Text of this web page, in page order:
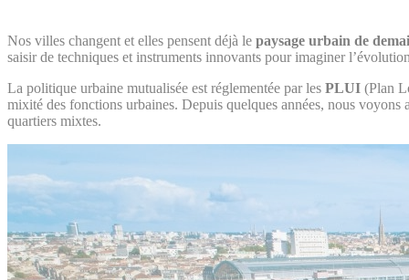
Nos villes changent et elles pensent déjà le paysage urbain de
saisir de techniques et instruments innovants pour imaginer
La politique urbaine mutualisée est réglementée par les PLUI (Plan
mixité des fonctions urbaines. Depuis quelques années, nous voyons
quartiers mixtes.